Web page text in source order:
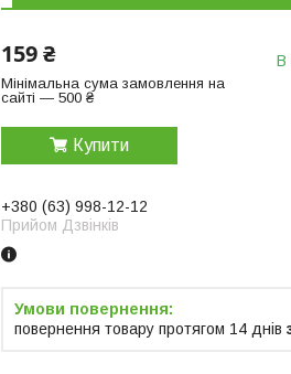
159 ₴
Мінімальна сума замовлення на
сайті — 500 ₴
В
Купити
+380 (63) 998-12-12
Прийом Дзвінків
повернення товару протягом 14 днів